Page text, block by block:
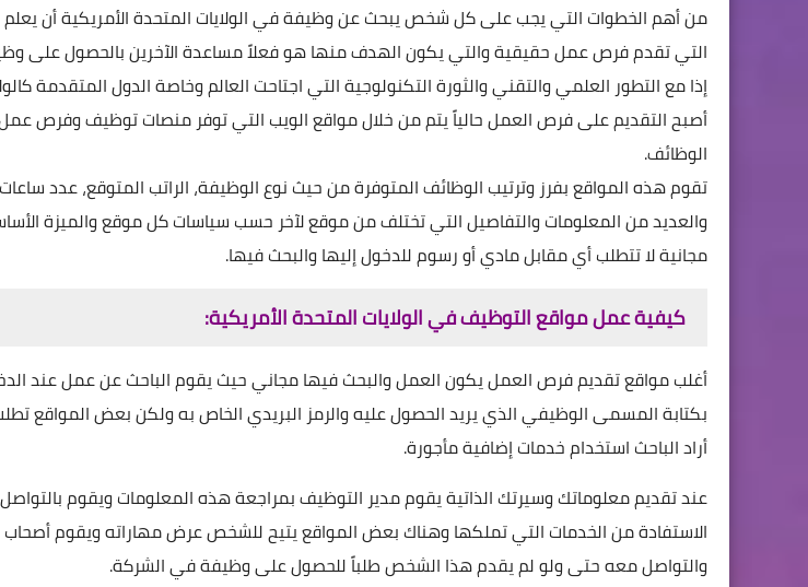
من أهم الخطوات التي يجب على كل شخص يبحث عن وظيفة في الولايات المتحدة الأمريكية أن
التي تقدم فرص عمل حقيقية والتي يكون الهدف منها هو فعلاً مساعدة الآخرين بالحصول على
إذا مع التطور العلمي والتقني والثورة التكنولوجية التي اجتاحت العالم وخاصة الدول المتقدمة
أصبح التقديم على فرص العملحالياً يتم من خلال مواقع الويب التي توفر منصات توظيف وفرص
الوظائف.
تقوم هذه المواقع بفرز وترتيب الوظائف المتوفرة من حيث نوع الوظيفة، الراتب المتوقع، عدد
والعديد من المعلومات والتفاصيل التي تختلف من موقع لآخر حسب سياسات كل موقع والميزة
مجانية لا تتطلب أي مقابل مادي أو رسوم للدخول إليها والبحث فيها.
كيفية عمل مواقع التوظيف في الولايات المتحدة الأمريكية:
أغلب مواقع تقديم فرص العمل يكون العمل والبحث فيها مجاني حيث يقوم الباحث عن عمل عند
بكتابة المسمى الوظيفي الذي يريد الحصول عليه والرمز البريدي الخاص به ولكن بعض المواقع
أراد الباحث استخدام خدمات إضافية مأجورة.
عند تقديم معلوماتك وسيرتك الذاتية يقوم مدير التوظيف بمراجعة هذه المعلومات ويقوم
الاستفادة من الخدمات التي تملكها وهناك بعض المواقع يتيح للشخص عرض مهاراته ويقوم أصحاب
والتواصل معه حتى ولو لم يقدم هذا الشخص طلباً للحصول على وظيفة في الشركة.